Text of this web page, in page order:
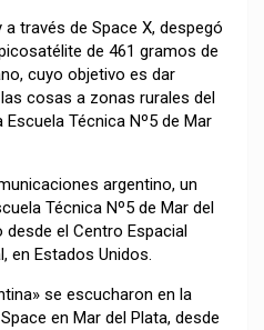
través de Space X, despegó
de 461 gramos de
cuyo objetivo es dar
cosas a zonas rurales del
Técnica Nº5 de Mar
argentino, un
Técnica Nº5 de Mar del
el Centro Espacial
en Estados Unidos.
se escucharon en la
en Mar del Plata, desde